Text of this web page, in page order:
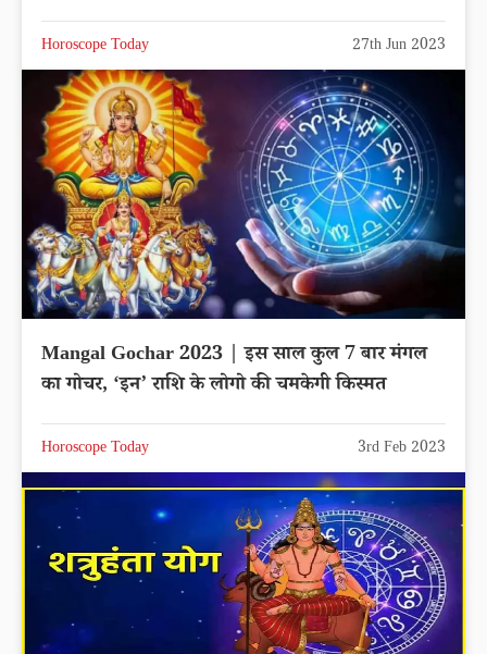
Horoscope Today 27th Jun 2023
Mangal Gochar 2023 | इस साल कुल 7 बार मंगल
का गोचर, ‘इन’ राशि के लोगो की चमकेगी किस्मत
Horoscope Today 3rd Feb 2023